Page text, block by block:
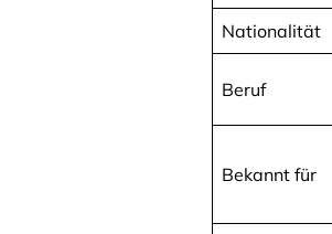
Nationalität
Beruf
Bekannt für